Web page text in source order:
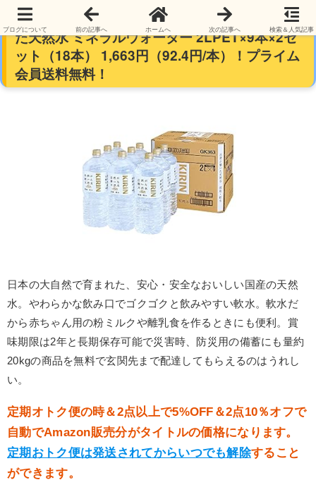
【2ケースで】キリン LAKURASHI 自然が磨い
た天然水 ミネラルウォーター 2LPET×9本×2セ
ット（18本） 1,663円（92.4円/本）！プライム
会員送料無料！
日本の大自然で育まれた、安心・安全なおいしい国産の天然
水。やわらかな飲み口でゴクゴクと飲みやすい軟水。軟水だ
から赤ちゃん用の粉ミルクや離乳食を作るときにも便利。賞
味期限は2年と長期保存可能で災害時、防災用の備蓄にも量約
20kgの商品を無料で玄関先まで配達してもらえるのはうれし
い。
定期オトク便の時＆2点以上で5%OFF＆2点10％オフで
自動でAmazon販売分がタイトルの価格になります。
定期おトク便は発送されてからいつでも解除すること
ができます。
ブログについて 前の記事へ ホームへ 次の記事へ 検索＆人気記事